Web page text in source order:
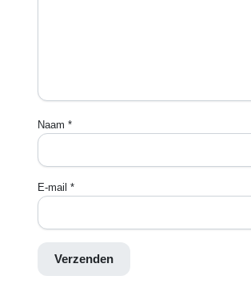
Naam *
E-mail *